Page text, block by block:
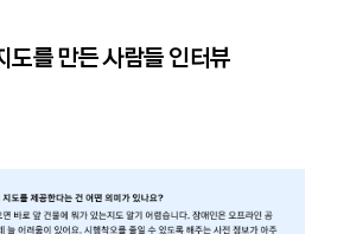
도를 만든 사람들 인터뷰